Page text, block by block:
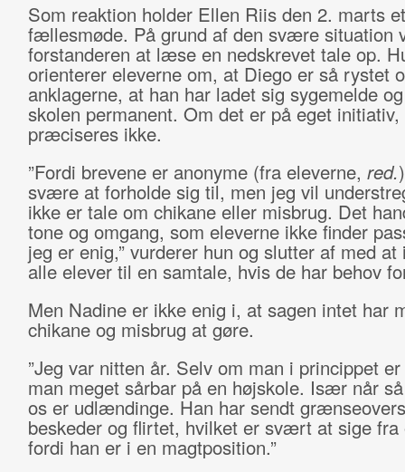
Som reaktion holder Ellen Riis den 2. marts et
fællesmøde. På grund af den svære situation
forstanderen at læse en nedskrevet tale op.
orienterer eleverne om, at Diego er så rystet
anklagerne, at han har ladet sig sygemelde
skolen permanent. Om det er på eget initiativ,
præciseres ikke.
”Fordi brevene er anonyme (fra eleverne, red.
svære at forholde sig til, men jeg vil
ikke er tale om chikane eller misbrug. Det
tone og omgang, som eleverne ikke finder
jeg er enig,” vurderer hun og slutter af med at
alle elever til en samtale, hvis de har behov
Men Nadine er ikke enig i, at sagen intet har
chikane og misbrug at gøre.
”Jeg var nitten år. Selv om man i princippet
man meget sårbar på en højskole. Især når
os er udlændinge. Han har sendt
beskeder og flirtet, hvilket er svært at sige fra
fordi han er i en magtposition.”